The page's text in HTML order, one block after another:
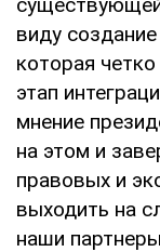
виду
которая
этап
мнение
на этом и
правовых и
выходить на
наши